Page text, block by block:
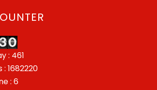
: 461
1682220
: 6